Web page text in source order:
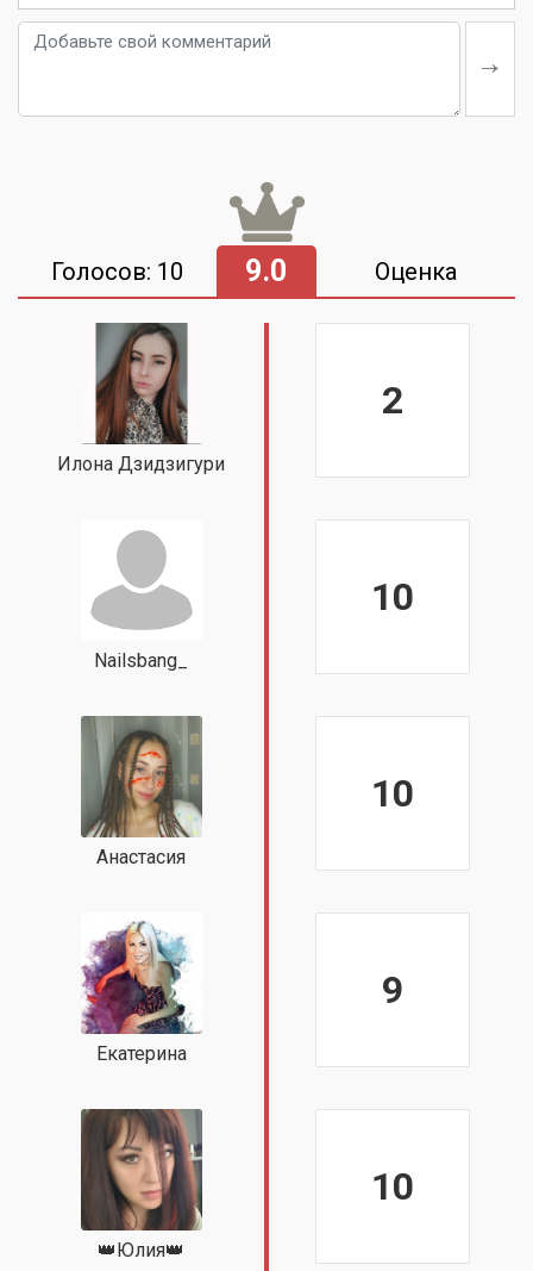
Голосов: 10 9.0 Оценка
Илона Дзидзигури
2
Nailsbang_
10
Анастасия
10
Екатерина
9
👑Юлия👑
10